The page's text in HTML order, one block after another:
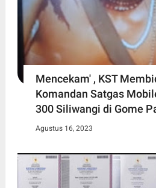
Mencekam' , KST
Komandan Satgas
300 Siliwangi di Gome
Agustus 16, 2023